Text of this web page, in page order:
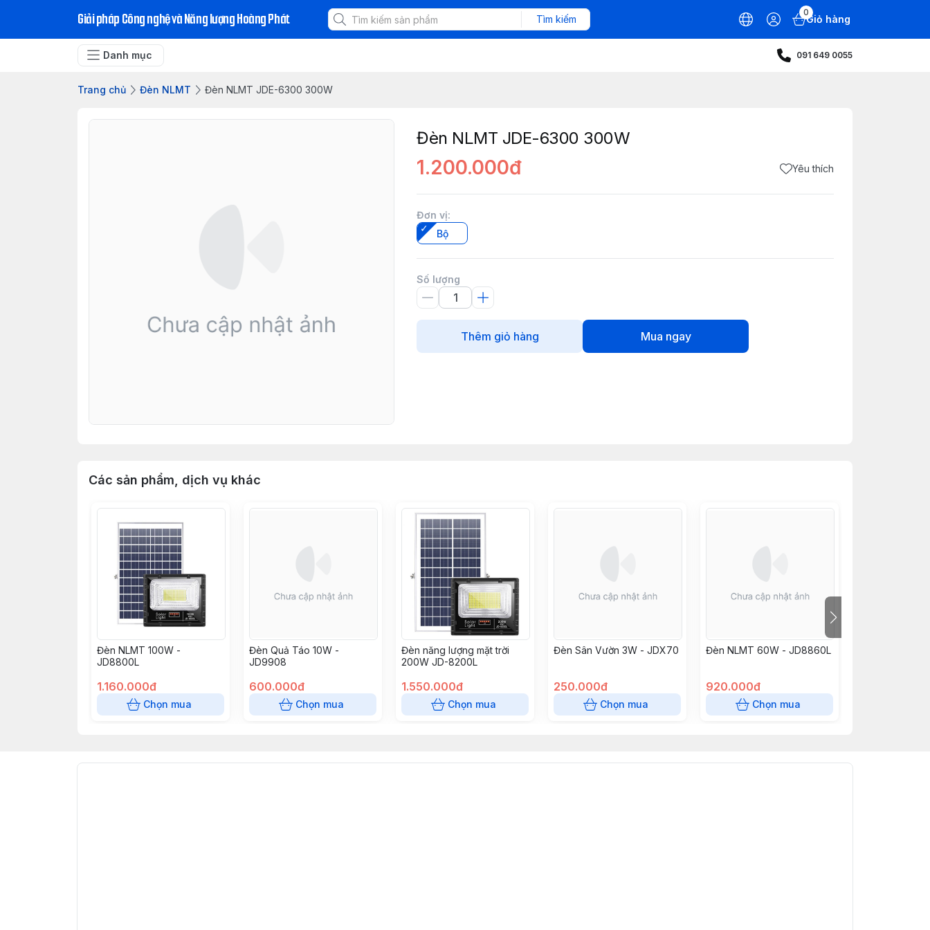
Giải pháp Công nghệ và Năng lượng Hoàng Phát Tìm kiếm
0
Giỏ hàng
Danh mục 091 649 0055
Trang chủ Đèn NLMT Đèn NLMT JDE-6300 300W
Đèn NLMT JDE-6300 300W
1.200.000đ Yêu thích
Đơn vị:
Bộ
Số lượng
Thêm giỏ hàng Mua ngay
Các sản phẩm, dịch vụ khác
Đèn NLMT 100W -
JD8800L
1.160.000đ
Chọn mua
Đèn Quả Táo 10W -
JD9908
600.000đ
Chọn mua
Đèn năng lượng mặt trời
200W JD-8200L
1.550.000đ
Chọn mua
Đèn Sân Vườn 3W - JDX70
250.000đ
Chọn mua
Đèn NLMT 60W - JD8860L
920.000đ
Chọn mua